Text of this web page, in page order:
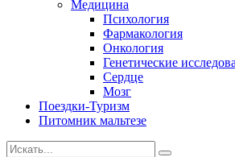
Медицина
Психология
Фармакология
Онкология
Генетические
Сердце
Мозг
Поездки-Туризм
Питомник мальтезе